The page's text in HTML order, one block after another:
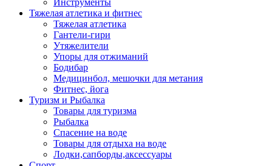
Инструменты
Тяжелая атлетика и фитнес
Тяжелая атлетика
Гантели-гири
Утяжелители
Упоры для отжиманий
Бодибар
Медицинбол, мешочки для метания
Фитнес, йога
Туризм и Рыбалка
Товары для туризма
Рыбалка
Спасение на воде
Товары для отдыха на воде
Лодки,сапборды,аксессуары